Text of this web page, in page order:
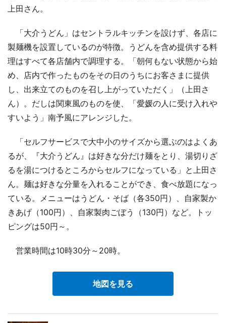
上田さん。
「大介うどん」はセントラルキッチンを設けず、各店に
製麺機を設置しているのが特徴。うどんを含め提供する料
理はすべて各店舗内で調理する。「朝何もない状態から始
め、店内で作ったものをその日のうちにお客さまに提供
し、出来立てのものを召し上がっていただく」（上田さ
ん）。だしは関東風のものを使、「愛媛の人に受け入れや
すいよう」南予風にアレンジした。
「セルフサービスで大中小のサイズから選ぶのはよくあ
るが、『大介うどん』は好きな分だけ麺をとり、湯切りざ
るを湯につけるところからセルフになっている」と上田さ
ん。麺は好きな分量を入れることができ、食べ放題になっ
ている。メニューはうどん・そば（各350円）、自家製か
きあげ（100円）、自家製肉ごぼう（130円）など。トッ
ピングは50円～。
営業時間は10時30分～20時。
地図を見る